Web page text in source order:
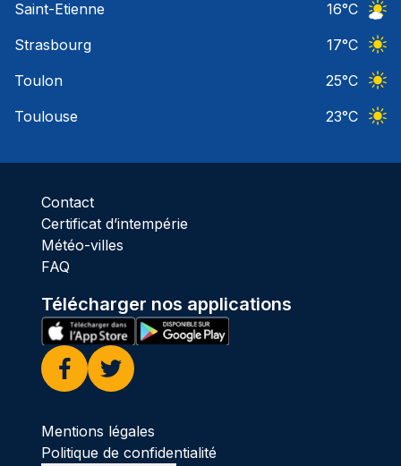
Saint-Etienne
16°C
Strasbourg
17°C
Toulon
25°C
Toulouse
23°C
Contact
Certificat d’intempérie
Météo-villes
FAQ
Télécharger nos applications
Facebook
Twitter
Mentions légales
Politique de confidentialité